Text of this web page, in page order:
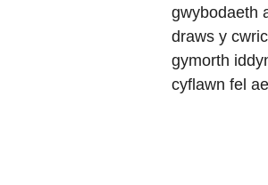
gwybodaeth
draws y
gymorth
cyflawn fel